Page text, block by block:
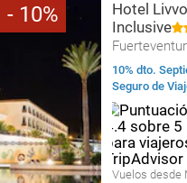
10
Hotel
Inclusive
10% dto.
Seguro de
Vuelos desde